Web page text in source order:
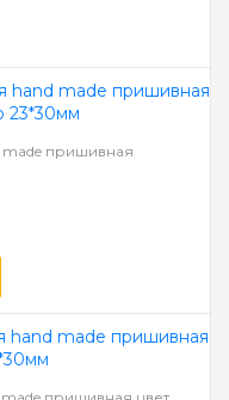
Mnogonitok
Украина
пришивная
Mnogonitok
Украина